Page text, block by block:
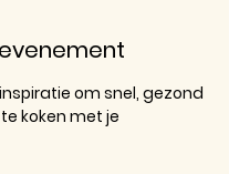
om snel, gezond
koken met je